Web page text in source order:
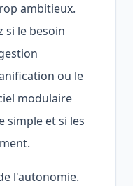
ambitieux.
si le besoin
ou le
modulaire
simple et si les
l'autonomie.